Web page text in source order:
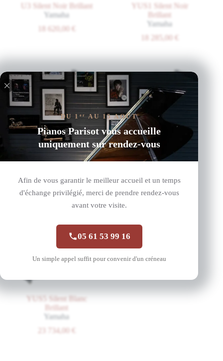
DU 1 er AU 15 AOÛT
Pianos Parisot vous accueille
uniquement sur rendez-vous
Afin de vous garantir le meilleur accueil et un temps
d'échange privilégié, merci de prendre rendez-vous
avant votre visite.
05 61 53 99 16
Un simple appel suffit pour convenir d'un créneau
U3 Silent Noir Brillant
Yamaha
18 620,00 €
YUS1 Silent Noir
Brillant
Yamaha
18 285,00 €
YUS3 Silent Noir
Brillant
20 858,00€
YUS5 Silent Noir
Brillant
22 412,00€
Brillant
Yamaha
23 734,00 €